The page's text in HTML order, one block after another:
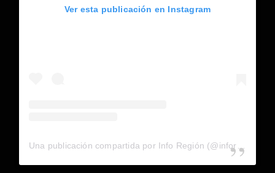
Ver esta publicación en Instagram